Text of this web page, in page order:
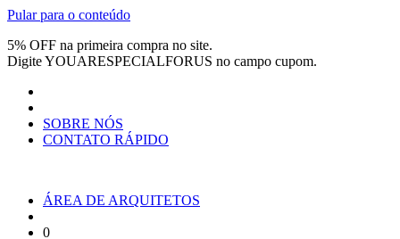
Pular para o conteúdo
5% OFF na primeira compra no site.
DigiteYOUARESPECIALFORUS no campo cupom.
SOBRE NÓS
CONTATO RÁPIDO
ÁREA DE ARQUITETOS
0